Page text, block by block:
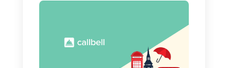
10) Le nombre le plus élevé de
messages consultés sur